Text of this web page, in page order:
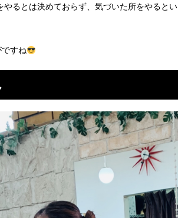
るとは決めておらず、気づいた所をやるとい
すね